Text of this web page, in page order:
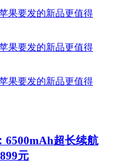
6500mAh超长续航
元